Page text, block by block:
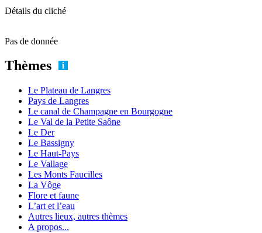
Détails du cliché
Pas de donnée
Thèmes
Le Plateau de Langres
Pays de Langres
Le canal de Champagne en Bourgogne
Le Val de la Petite Saône
Le Der
Le Bassigny
Le Haut-Pays
Le Vallage
Les Monts Faucilles
La Vôge
Flore et faune
L’art et l’eau
Autres lieux, autres thèmes
A propos...